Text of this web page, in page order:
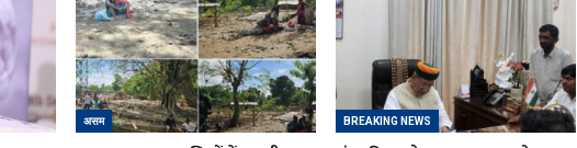
असम BREAKING NEWS